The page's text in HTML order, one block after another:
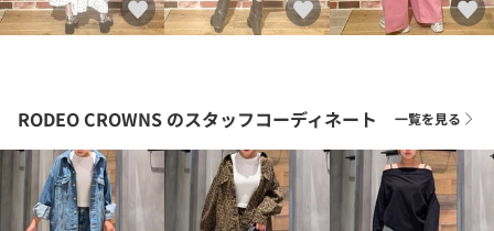
RODEO CROWNS のスタッフコーディネート 一覧を見る